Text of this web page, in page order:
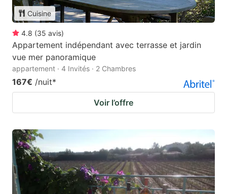
Cuisine
4.8 (35 avis)
Appartement indépendant avec terrasse et jardin
vue mer panoramique
appartement · 4 Invités · 2 Chambres
167€ /nuit*
Voir l’offre